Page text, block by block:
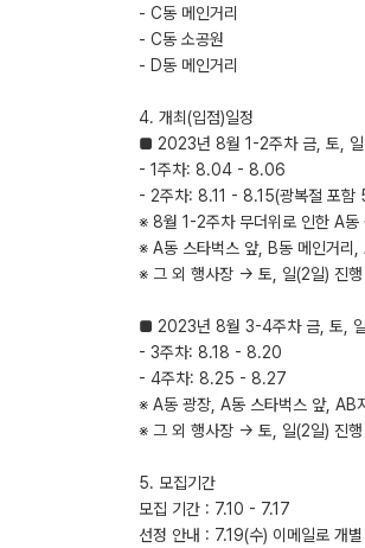
- C동 메인거리
- C동 소공원
- D동 메인거리
​4. 개최(입점)일정
■ 2023년 8월 1-2주차 금, 토,
- 1주차: 8.04 - 8.06
- 2주차: 8.11 - 8.15(광복절 포함
※ 8월 1-2주차 무더위로 인한 A동
※ A동 스타벅스 앞, B동 메인거리
※ 그 외 행사장 -> 토, 일(2일) 진행
■ 2023년 8월 3-4주차 금, 토,
- 3주차: 8.18 - 8.20
- 4주차: 8.25 - 8.27
※ A동 광장, A동 스타벅스 앞, AB
※ 그 외 행사장 -> 토, 일(2일) 진행
5. 모집기간
모집 기간 : 7.10 - 7.17
선정 안내 : 7.19(수) 이메일로 개